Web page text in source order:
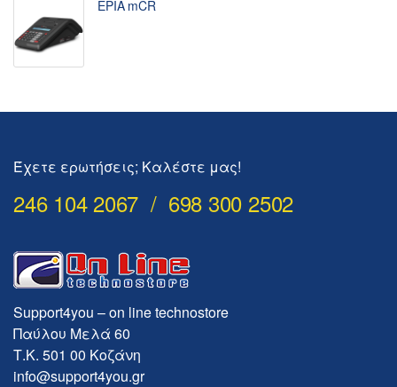
EPIA mCR
Έχετε ερωτήσεις; Καλέστε μας!
246 104 2067 / 698 300 2502
Support4you – on line technostore
Παύλου Μελά 60
Τ.Κ. 501 00 Κοζάνη
info@support4you.gr